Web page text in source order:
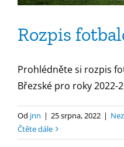
Rozpis
Prohlédněte si rozpis
Březské pro roky 2022-
Od jnn | 25 srpna, 2022 |
Čtěte dále